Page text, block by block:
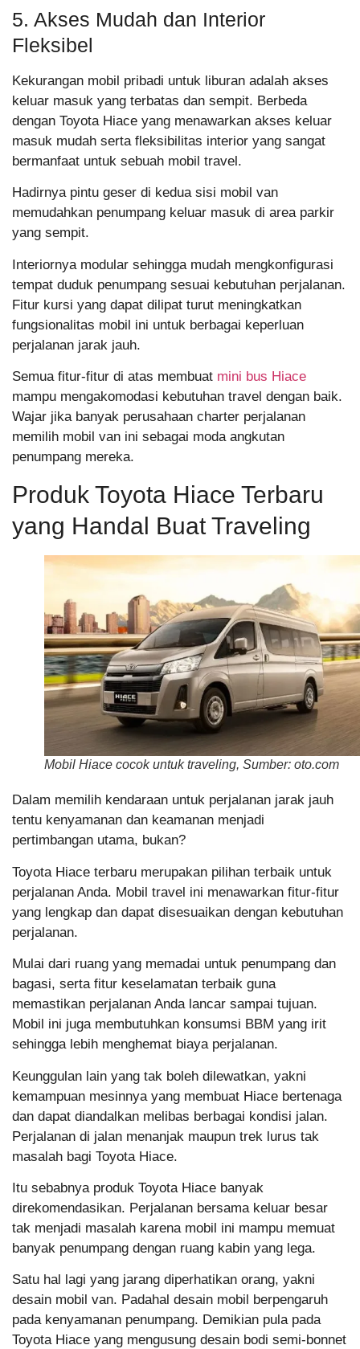
5. Akses Mudah dan Interior
Fleksibel
Kekurangan mobil pribadi untuk liburan adalah akses
keluar masuk yang terbatas dan sempit. Berbeda
dengan Toyota Hiace yang menawarkan akses keluar
masuk mudah serta fleksibilitas interior yang sangat
bermanfaat untuk sebuah mobil travel.
Hadirnya pintu geser di kedua sisi mobil van
memudahkan penumpang keluar masuk di area parkir
yang sempit.
Interiornya modular sehingga mudah mengkonfigurasi
tempat duduk penumpang sesuai kebutuhan perjalanan.
Fitur kursi yang dapat dilipat turut meningkatkan
fungsionalitas mobil ini untuk berbagai keperluan
perjalanan jarak jauh.
Semua fitur-fitur di atas membuat mini bus Hiace
mampu mengakomodasi kebutuhan travel dengan baik.
Wajar jika banyak perusahaan charter perjalanan
memilih mobil van ini sebagai moda angkutan
penumpang mereka.
Produk Toyota Hiace Terbaru
yang Handal Buat Traveling
Mobil Hiace cocok untuk traveling, Sumber: oto.com
Dalam memilih kendaraan untuk perjalanan jarak jauh
tentu kenyamanan dan keamanan menjadi
pertimbangan utama, bukan?
Toyota Hiace terbaru merupakan pilihan terbaik untuk
perjalanan Anda. Mobil travel ini menawarkan fitur-fitur
yang lengkap dan dapat disesuaikan dengan kebutuhan
perjalanan.
Mulai dari ruang yang memadai untuk penumpang dan
bagasi, serta fitur keselamatan terbaik guna
memastikan perjalanan Anda lancar sampai tujuan.
Mobil ini juga membutuhkan konsumsi BBM yang irit
sehingga lebih menghemat biaya perjalanan.
Keunggulan lain yang tak boleh dilewatkan, yakni
kemampuan mesinnya yang membuat Hiace bertenaga
dan dapat diandalkan melibas berbagai kondisi jalan.
Perjalanan di jalan menanjak maupun trek lurus tak
masalah bagi Toyota Hiace.
Itu sebabnya produk Toyota Hiace banyak
direkomendasikan. Perjalanan bersama keluar besar
tak menjadi masalah karena mobil ini mampu memuat
banyak penumpang dengan ruang kabin yang lega.
Satu hal lagi yang jarang diperhatikan orang, yakni
desain mobil van. Padahal desain mobil berpengaruh
pada kenyamanan penumpang. Demikian pula pada
Toyota Hiace yang mengusung desain bodi semi-bonnet